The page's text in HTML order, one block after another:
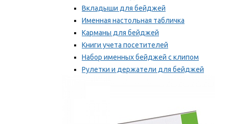
Вкладыши для бейджей
Именная настольная табличка
Карманы для бейджей
Книги учета посетителей
Набор именных бейджей с клипом
Рулетки и держатели для бейджей